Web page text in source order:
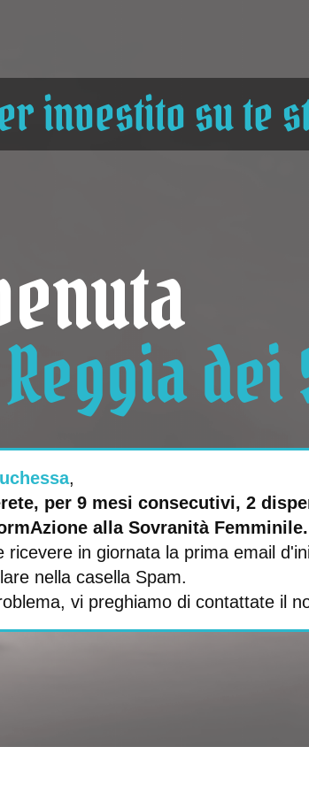
investito su te
Reggia
,
per 9 mesi consecutivi, 2
alla Sovranità Femminile.
ricevere in giornata la prima email
nella casella Spam.
vi preghiamo di contattate il